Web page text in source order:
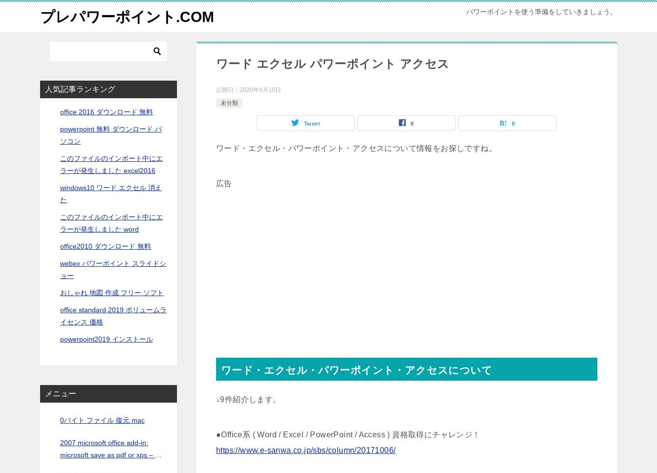
プレパワーポイント.COM パワーポイントを使う準備をしていきましょう。
ワード エクセル パワーポイント アクセス
公開日： 2020年4月10日
未分類
Tweet 0 0
ワード・エクセル・パワーポイント・アクセスについて情報をお探しですね。
広告
ワード・エクセル・パワーポイント・アクセスについて
↓9件紹介します。
●Office系 ( Word / Excel / PowerPoint / Access ) 資格取得にチャレンジ！
https://www.e-sanwa.co.jp/sbs/column/20171006/
人気記事ランキング
office 2016 ダウンロード 無料
powerpoint 無料 ダウンロード パ
ソコン
このファイルのインポート中にエ
ラーが発生しました excel2016
windows10 ワード エクセル 消え
た
このファイルのインポート中にエ
ラーが発生しました word
office2010 ダウンロード 無料
webex パワーポイント スライドシ
ョー
おしゃれ 地図 作成 フリー ソフト
office standard 2019 ボリュームラ
イセンス 価格
powerpoint2019 インストール
メニュー
0バイト ファイル 復元 mac
2007 microsoft office add-in:
microsoft save as pdf or xps – 日